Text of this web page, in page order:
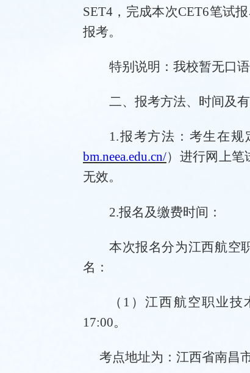
SET4，完成本次CET6笔试
报考。
特别说明：我校暂无口语
二、报考方法、时间及
1.报考方法：考生在
bm.neea.edu.cn/）进行网上
无效。
2.报名及缴费时间：
本次报名分为江西航空
名：
（ 1）江西航空职业技
17:00。
考点地址为： 江西省南昌